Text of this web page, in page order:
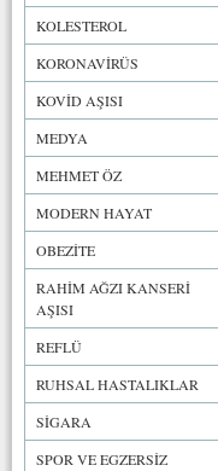
KOLESTEROL
KORONAVİRÜS
KOVİD AŞISI
MEDYA
MEHMET ÖZ
MODERN HAYAT
OBEZİTE
RAHİM AĞZI KANSERİ
AŞISI
REFLÜ
RUHSAL HASTALIKLAR
SİGARA
SPOR VE EGZERSİZ